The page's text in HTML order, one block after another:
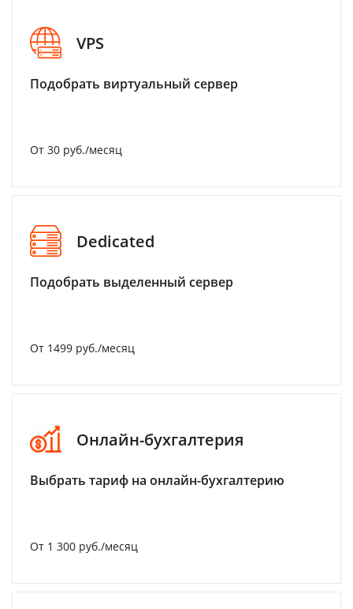
VPS
Подобрать виртуальный сервер
От 30 руб./месяц
Dedicated
Подобрать выделенный сервер
От 1499 руб./месяц
Онлайн-бухгалтерия
Выбрать тариф на онлайн-бухгалтерию
От 1 300 руб./месяц